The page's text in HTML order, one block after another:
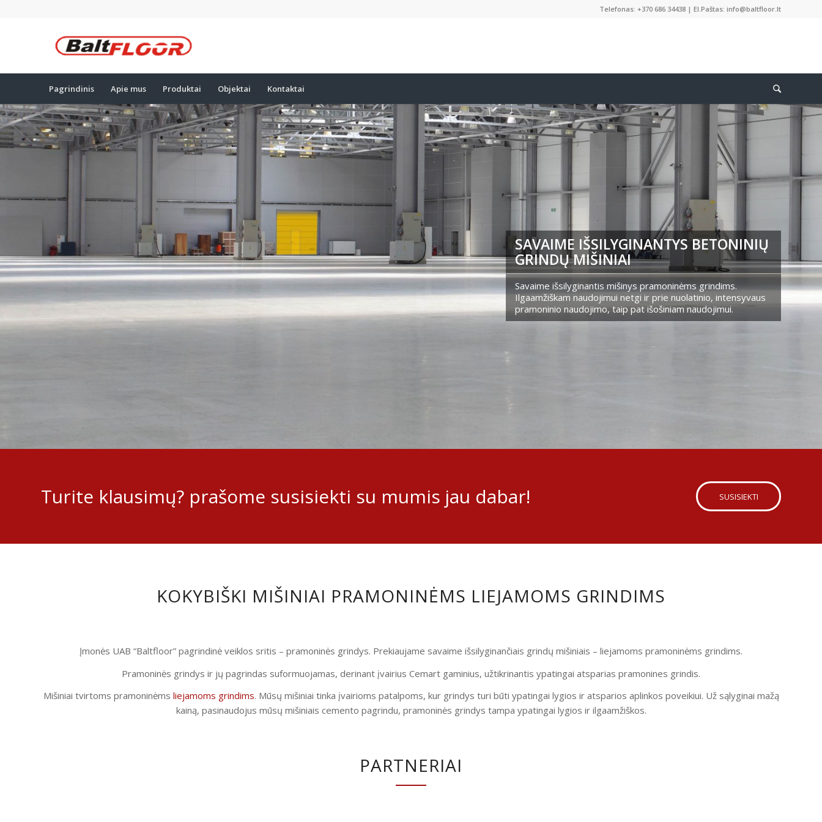
Telefonas: +370 686 34438 | El.Paštas: info@baltfloor.lt
Pagrindinis Apie mus Produktai Objektai Kontaktai
SAVAIME IŠSILYGINANTYS BETONINIŲ
GRINDŲ MIŠINIAI
Savaime išsilyginantis mišinys pramoninėms grindims.
Ilgaamžiškam naudojimui netgi ir prie nuolatinio, intensyvaus
pramoninio naudojimo, taip pat išošiniam naudojimui.
Turite klausimų? prašome susisiekti su mumis jau dabar! SUSISIEKTI
KOKYBIŠKI MIŠINIAI PRAMONINĖMS LIEJAMOMS GRINDIMS
Įmonės UAB “Baltfloor” pagrindinė veiklos sritis – pramoninės grindys. Prekiaujame savaime išsilyginančiais grindų mišiniais – liejamoms pramoninėms grindims.
Pramoninės grindys ir jų pagrindas suformuojamas, derinant įvairius Cemart gaminius, užtikrinantis ypatingai atsparias pramonines grindis.
Mišiniai tvirtoms pramoninėms liejamoms grindims. Mūsų mišiniai tinka įvairioms patalpoms, kur grindys turi būti ypatingai lygios ir atsparios aplinkos poveikiui. Už sąlyginai mažą
kainą, pasinaudojus mūsų mišiniais cemento pagrindu, pramoninės grindys tampa ypatingai lygios ir ilgaamžiškos.
PARTNERIAI